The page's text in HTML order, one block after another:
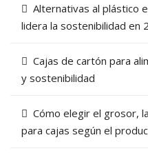
Alternativas al plástico
lidera la sostenibilidad en
Cajas de cartón para
y sostenibilidad
Cómo elegir el grosor,
para cajas según el